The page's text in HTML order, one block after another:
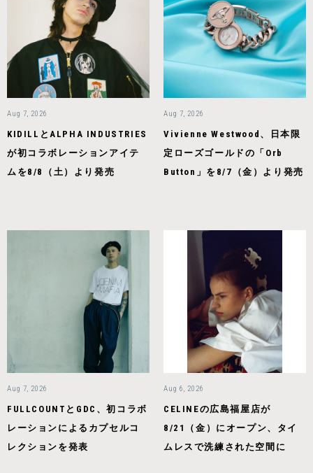
Aug 7, 2026
KIDILLとALPHA INDUSTRIES
が初コラボレーションアイテ
ムを8/8（土）より発売
Aug 7, 2026
Vivienne Westwood、日本限
定ローズゴールドの「Orb
Button」を8/7（金）より発売
Aug 7, 2026
FULLCOUNTとGDC、初コラボ
レーションによるカプセルコ
レクションを発表
Aug 6, 2026
CELINEの広島福屋店が
8/21（金）にオープン、タイ
ムレスで洗練された空間に